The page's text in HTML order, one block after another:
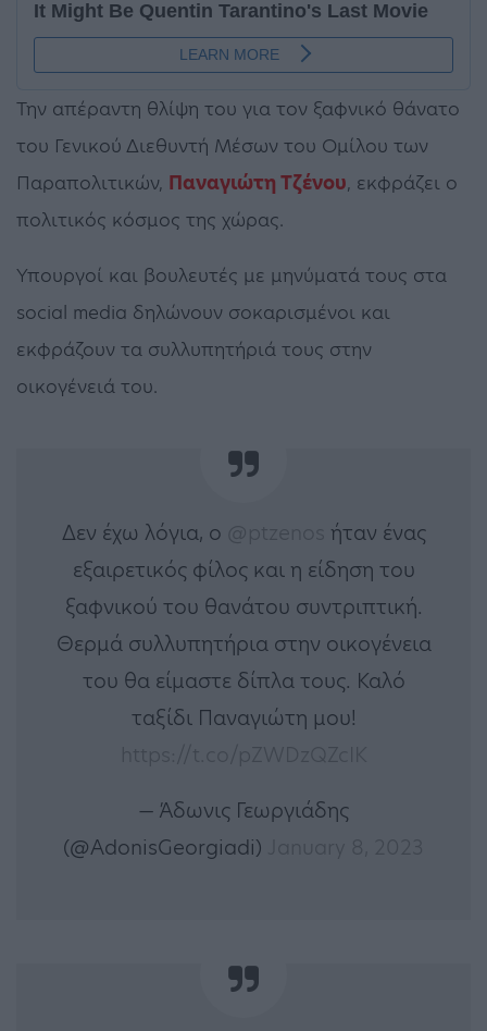
Την απέραντη θλίψη του για τον ξαφνικό θάνατο
του Γενικού Διεθυντή Μέσων του Ομίλου των
Παραπολιτικών, Παναγιώτη Τζένου, εκφράζει ο
πολιτικός κόσμος της χώρας.
Υπουργοί και βουλευτές με μηνύματά τους στα
social media δηλώνουν σοκαρισμένοι και
εκφράζουν τα συλλυπητήριά τους στην
οικογένειά του.
Δεν έχω λόγια, ο ⁦
⁩ ήταν ένας
εξαιρετικός φίλος και η είδηση του
ξαφνικού του θανάτου συντριπτική.
Θερμά συλλυπητήρια στην οικογένεια
του θα είμαστε δίπλα τους. Καλό
ταξίδι Παναγιώτη μου!
— Άδωνις Γεωργιάδης
(@AdonisGeorgiadi)